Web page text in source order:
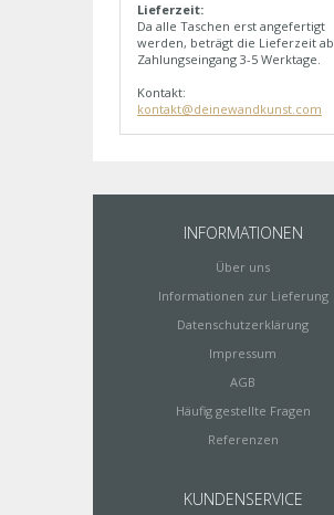
Lieferzeit:
Da alle Taschen erst angefertigt
werden, beträgt die Lieferzeit ab
Zahlungseingang 3-5 Werktage.
Kontakt:
kontakt@deinewandkunst.com
INFORMATIONEN
Über uns
Informationen zur Lieferung
Datenschutzerklärung
Impressum
AGB
Häufig gestellte Fragen
Referenzen
KUNDENSERVICE